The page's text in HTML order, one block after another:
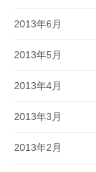
2013年6月
2013年5月
2013年4月
2013年3月
2013年2月